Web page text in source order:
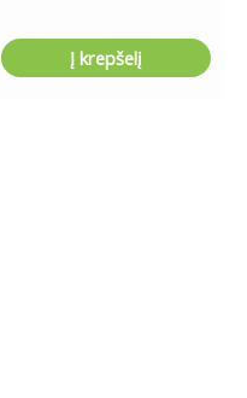
Į krepšelį